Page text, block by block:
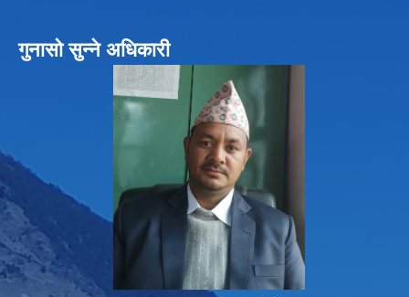
गुनासो सुन्ने अधिकारी